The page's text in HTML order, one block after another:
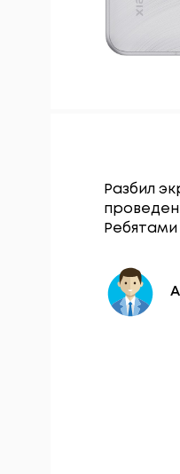
Разбил
Ребятами